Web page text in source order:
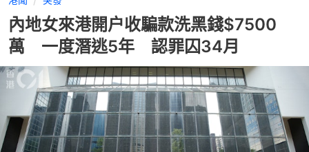
內地女來港開户收騙款洗黑錢$7500
萬 一度潛逃5年 認罪囚34月